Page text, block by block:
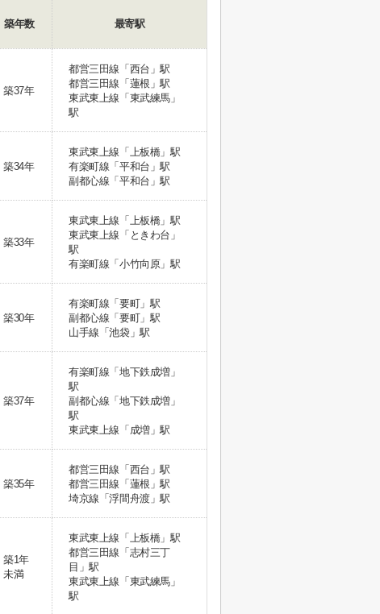
築年数 最寄駅
築37年
都営三田線「西台」駅
都営三田線「蓮根」駅
東武東上線「東武練馬」
駅
築34年
東武東上線「上板橋」駅
有楽町線「平和台」駅
副都心線「平和台」駅
築33年
東武東上線「上板橋」駅
東武東上線「ときわ台」
駅
有楽町線「小竹向原」駅
築30年
有楽町線「要町」駅
副都心線「要町」駅
山手線「池袋」駅
築37年
有楽町線「地下鉄成増」
駅
副都心線「地下鉄成増」
駅
東武東上線「成増」駅
築35年
都営三田線「西台」駅
都営三田線「蓮根」駅
埼京線「浮間舟渡」駅
築1年
未満
東武東上線「上板橋」駅
都営三田線「志村三丁
目」駅
東武東上線「東武練馬」
駅